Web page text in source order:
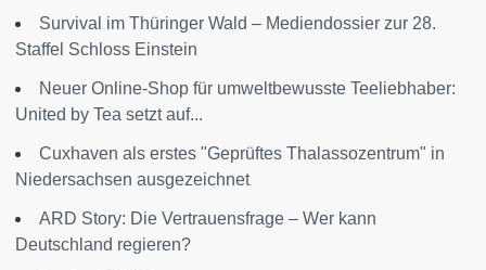
Survival im Thüringer Wald – Mediendossier zur 28.
Staffel Schloss Einstein
Neuer Online-Shop für umweltbewusste Teeliebhaber:
United by Tea setzt auf...
Cuxhaven als erstes "Geprüftes Thalassozentrum" in
Niedersachsen ausgezeichnet
ARD Story: Die Vertrauensfrage – Wer kann
Deutschland regieren?